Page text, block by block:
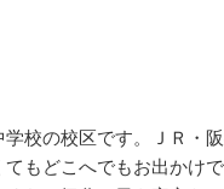
校の校区です。ＪＲ・
もどこへでもお出か